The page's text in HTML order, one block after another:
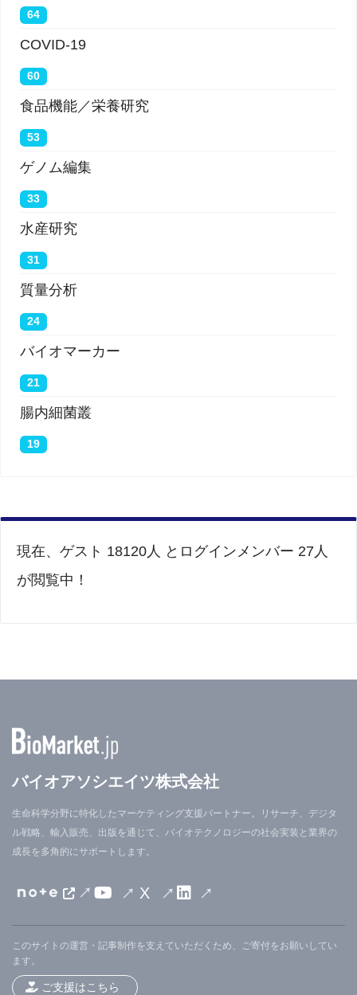
64
COVID-19
60
食品機能／栄養研究
53
ゲノム編集
33
水産研究
31
質量分析
24
バイオマーカー
21
腸内細菌叢
19
現在、ゲスト 18120人 とログインメンバー 27人
が閲覧中！
バイオアソシエイツ株式会社
生命科学分野に特化したマーケティング支援パートナー。リサーチ、デジタ
ル戦略、輸入販売、出版を通じて、バイオテクノロジーの社会実装と業界の
成長を多角的にサポートします。
X
このサイトの運営・記事制作を支えていただくため、ご寄付をお願いしてい
ます。
ご支援はこちら